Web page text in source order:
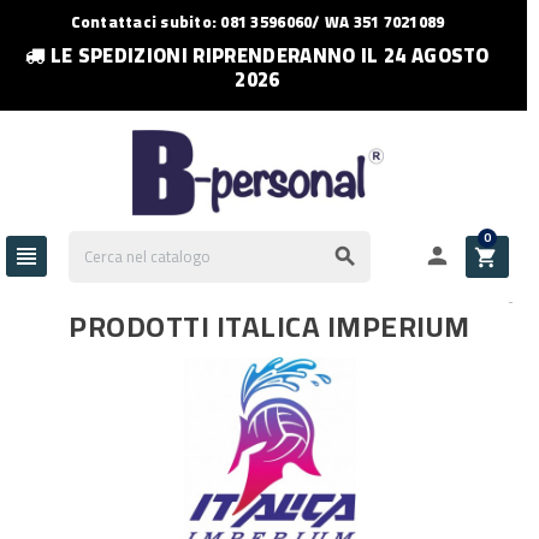
Contattaci subito: 081 3596060/ WA 351 7021089
LE SPEDIZIONI RIPRENDERANNO IL 24 AGOSTO
2026
   
0
PRODOTTI ITALICA IMPERIUM